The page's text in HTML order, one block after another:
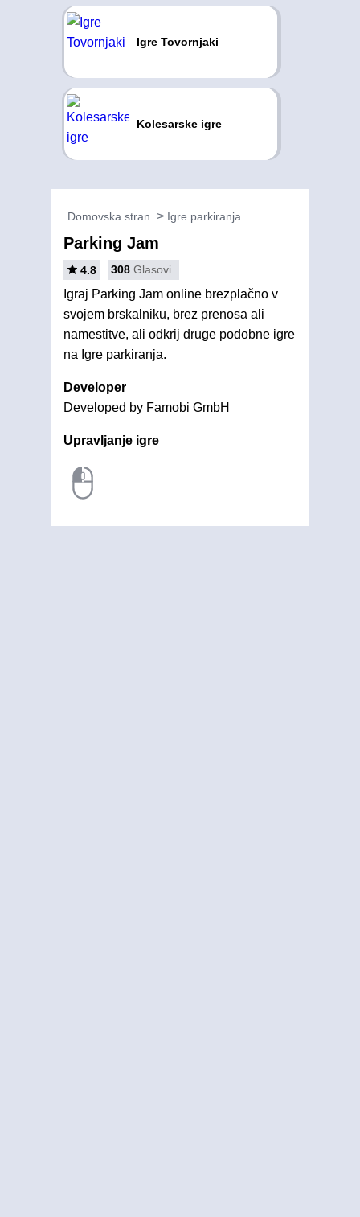
Igre Tovornjaki
Kolesarske igre
Domovska stran Igre parkiranja
Parking Jam
4.8 308 Glasovi
Igraj Parking Jam online brezplačno v
svojem brskalniku, brez prenosa ali
namestitve, ali odkrij druge podobne igre
na Igre parkiranja.
Developer
Developed by Famobi GmbH
Upravljanje igre